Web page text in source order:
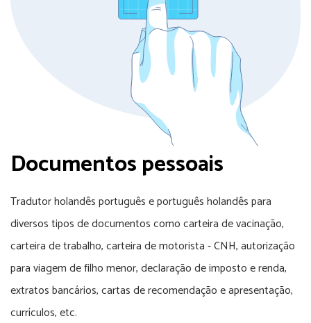
Documentos pessoais
Tradutor holandês português e português holandês para
diversos tipos de documentos como carteira de vacinação,
carteira de trabalho, carteira de motorista - CNH, autorização
para viagem de filho menor, declaração de imposto e renda,
extratos bancários, cartas de recomendação e apresentação,
currículos, etc.